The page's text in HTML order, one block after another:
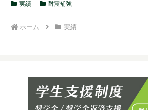
実績 耐震補強
ホーム 実績